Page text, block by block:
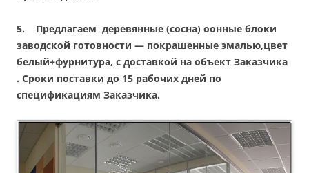
5. Предлагаем деревянные (сосна) оонные блоки
заводской готовности — покрашенные эмалью,цвет
белый+фурнитура, с доставкой на объект Заказчика
. Сроки поставки до 15 рабочих дней по
спецификациям Заказчика.